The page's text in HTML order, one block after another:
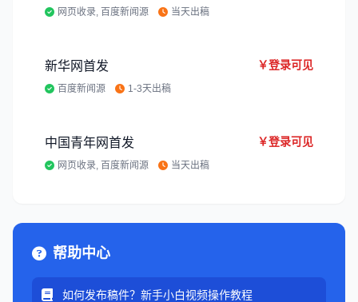
网页收录, 百度新闻源 当天出稿
新华网首发 ￥登录可见
百度新闻源 1-3天出稿
中国青年网首发 ￥登录可见
网页收录, 百度新闻源 当天出稿
帮助中心
如何发布稿件？新手小白视频操作教程